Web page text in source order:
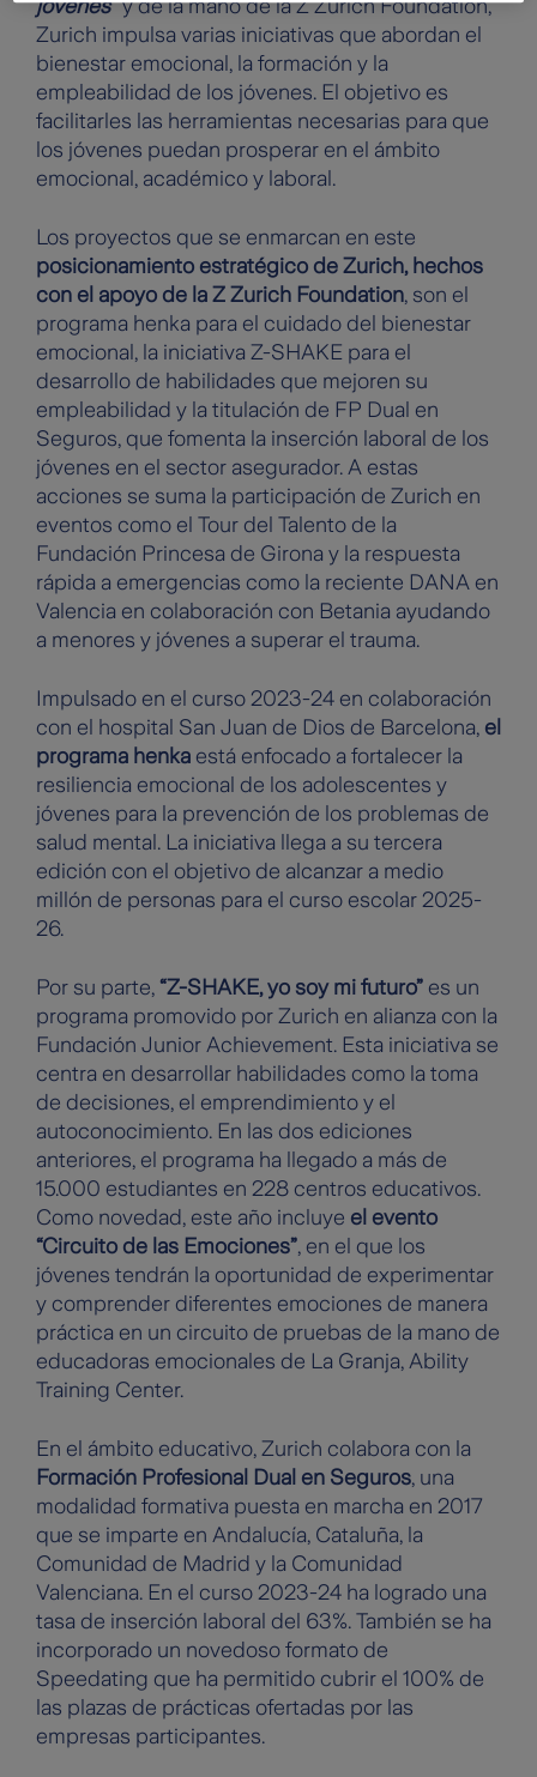
jóvenes”y de la mano de la Z Zurich Foundation,
Zurich impulsa varias iniciativas que abordan el
bienestar emocional, la formación y la
empleabilidad de los jóvenes. El objetivo es
facilitarles las herramientas necesarias para que
los jóvenes puedan prosperar en el ámbito
emocional, académico y laboral.
Los proyectos que se enmarcan en este
posicionamiento estratégico de Zurich, hechos
con el apoyo de la Z Zurich Foundation, son el
programa henka para el cuidado del bienestar
emocional, la iniciativa Z-SHAKE para el
desarrollo de habilidades que mejoren su
empleabilidad y la titulación de FP Dual en
Seguros, que fomenta la inserción laboral de los
jóvenes en el sector asegurador. A estas
acciones se suma la participación de Zurich en
eventos como el Tour del Talento de la
Fundación Princesa de Girona y la respuesta
rápida a emergencias como la reciente DANA en
Valencia en colaboración con Betania ayudando
a menores y jóvenes a superar el trauma.
Impulsado en el curso 2023-24 en colaboración
con el hospital San Juan de Dios de Barcelona, el
programa henka está enfocado a fortalecer la
resiliencia emocional de los adolescentes y
jóvenes para la prevención de los problemas de
salud mental. La iniciativa llega a su tercera
edición con el objetivo de alcanzar a medio
millón de personas para el curso escolar 2025-
26.
Por su parte, “Z-SHAKE, yo soy mi futuro” es un
programa promovido por Zurich en alianza con la
Fundación Junior Achievement. Esta iniciativa se
centra en desarrollar habilidades como la toma
de decisiones, el emprendimiento y el
autoconocimiento. En las dos ediciones
anteriores, el programa ha llegado a más de
15.000 estudiantes en 228 centros educativos.
Como novedad, este año incluye el evento
“Circuito de las Emociones”, en el que los
jóvenes tendrán la oportunidad de experimentar
y comprender diferentes emociones de manera
práctica en un circuito de pruebas de la mano de
educadoras emocionales de La Granja, Ability
Training Center.
En el ámbito educativo, Zurich colabora con la
Formación Profesional Dual en Seguros, una
modalidad formativa puesta en marcha en 2017
que se imparte en Andalucía, Cataluña, la
Comunidad de Madrid y la Comunidad
Valenciana. En el curso 2023-24 ha logrado una
tasa de inserción laboral del 63%. También se ha
incorporado un novedoso formato de
Speedating que ha permitido cubrir el 100% de
las plazas de prácticas ofertadas por las
empresas participantes.